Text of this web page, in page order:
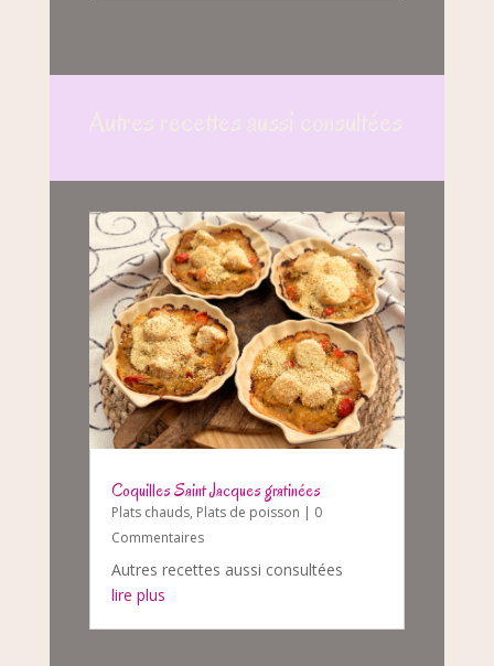
Coquilles Saint Jacques gratinées
Plats chauds, Plats de poisson | 0
Commentaires
Autres recettes aussi consultées
lire plus